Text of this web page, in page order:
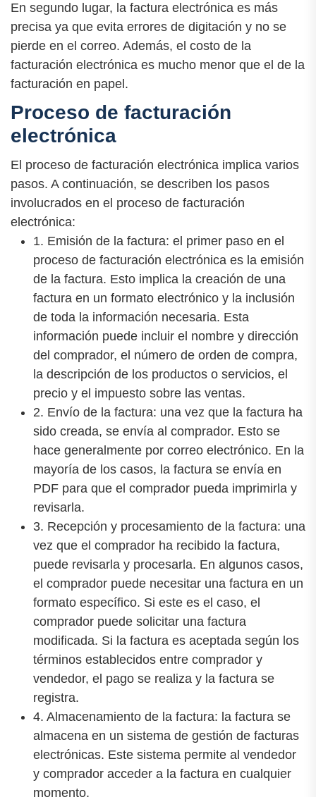
En segundo lugar, la factura electrónica es más
precisa ya que evita errores de digitación y no se
pierde en el correo. Además, el costo de la
facturación electrónica es mucho menor que el de la
facturación en papel.
Proceso de facturación
electrónica
El proceso de facturación electrónica implica varios
pasos. A continuación, se describen los pasos
involucrados en el proceso de facturación
electrónica:
1. Emisión de la factura: el primer paso en el
proceso de facturación electrónica es la emisión
de la factura. Esto implica la creación de una
factura en un formato electrónico y la inclusión
de toda la información necesaria. Esta
información puede incluir el nombre y dirección
del comprador, el número de orden de compra,
la descripción de los productos o servicios, el
precio y el impuesto sobre las ventas.
2. Envío de la factura: una vez que la factura ha
sido creada, se envía al comprador. Esto se
hace generalmente por correo electrónico. En la
mayoría de los casos, la factura se envía en
PDF para que el comprador pueda imprimirla y
revisarla.
3. Recepción y procesamiento de la factura: una
vez que el comprador ha recibido la factura,
puede revisarla y procesarla. En algunos casos,
el comprador puede necesitar una factura en un
formato específico. Si este es el caso, el
comprador puede solicitar una factura
modificada. Si la factura es aceptada según los
términos establecidos entre comprador y
vendedor, el pago se realiza y la factura se
registra.
4. Almacenamiento de la factura: la factura se
almacena en un sistema de gestión de facturas
electrónicas. Este sistema permite al vendedor
y comprador acceder a la factura en cualquier
momento.